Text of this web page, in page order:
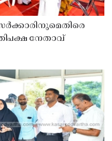
നേതാവ്